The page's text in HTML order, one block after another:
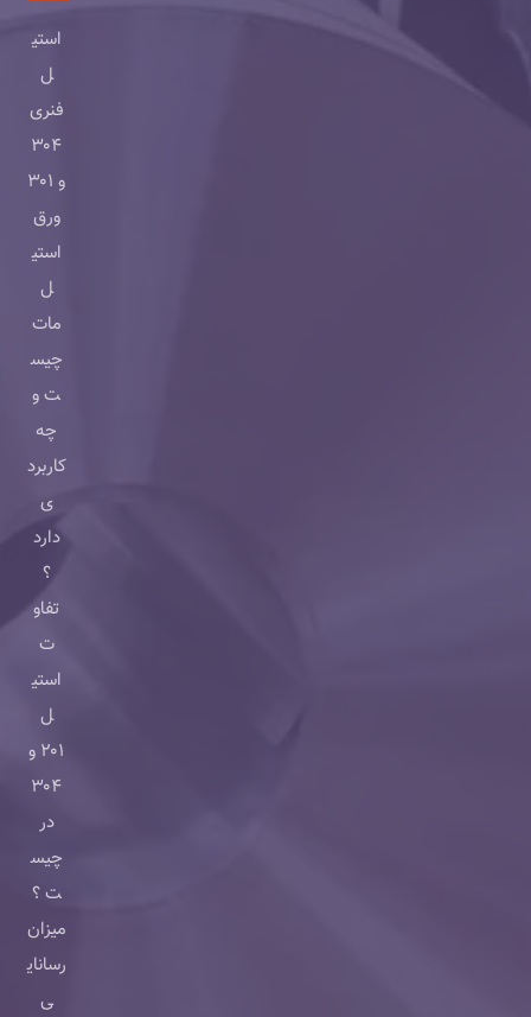
استی
ل
فنری
۳۰۴
و ۳۰۱
ورق
استی
ل
مات
چیس
ت و
چه
کاربرد
ی
دارد
؟
تفاو
ت
استی
ل
۲۰۱ و
۳۰۴
در
چیس
ت ؟
میزان
رسانای
ی